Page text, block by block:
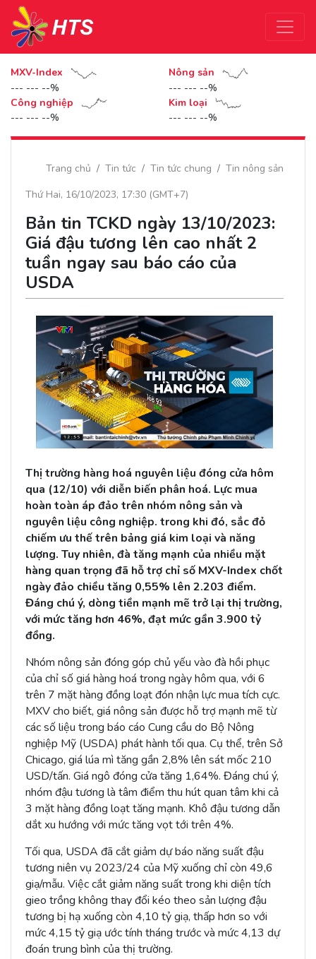
MXV-Index
--- --- --%
Nông sản
--- --- --%
Công nghiệp
--- --- --%
Kim loại
--- --- --%
Trang chủ Tin tức Tin tức chung
Tin nông sản
Thứ Hai, 16/10/2023, 17:30 (GMT+7)
Bản tin TCKD ngày 13/10/2023:
Giá đậu tương lên cao nhất 2
tuần ngay sau báo cáo của
USDA
Thị trường hàng hoá nguyên liệu đóng cửa hôm
qua (12/10) với diễn biến phân hoá. Lực mua
hoàn toàn áp đảo trên nhóm nông sản và
nguyên liệu công nghiệp. trong khi đó, sắc đỏ
chiếm ưu thế trên bảng giá kim loại và năng
lượng. Tuy nhiên, đà tăng mạnh của nhiều mặt
hàng quan trọng đã hỗ trợ chỉ số MXV-Index chốt
ngày đảo chiều tăng 0,55% lên 2.203 điểm.
Đáng chú ý, dòng tiền mạnh mẽ trở lại thị trường,
với mức tăng hơn 46%, đạt mức gần 3.900 tỷ
đồng.
Nhóm nông sản đóng góp chủ yếu vào đà hồi phục
của chỉ số giá hàng hoá trong ngày hôm qua, với 6
trên 7 mặt hàng đồng loạt đón nhận lực mua tích cực.
MXV cho biết, giá nông sản được hỗ trợ mạnh mẽ từ
các số liệu trong báo cáo Cung cầu do Bộ Nông
nghiệp Mỹ (USDA) phát hành tối qua. Cụ thể, trên Sở
Chicago, giá lúa mì tăng gần 2,8% lên sát mốc 210
USD/tấn. Giá ngô đóng cửa tăng 1,64%. Đáng chú ý,
nhóm đậu tương là tâm điểm thu hút quan tâm khi cả
3 mặt hàng đồng loạt tăng mạnh. Khô đậu tương dẫn
dắt xu hướng với mức tăng vọt tới trên 4%.
Tối qua, USDA đã cắt giảm dự báo năng suất đậu
tương niên vụ 2023/24 của Mỹ xuống chỉ còn 49,6
giạ/mẫu. Việc cắt giảm năng suất trong khi diện tích
gieo trồng không thay đổi kéo theo sản lượng đậu
tương bị hạ xuống còn 4,10 tỷ giạ, thấp hơn so với
mức 4,15 tỷ giạ ước tính tháng trước và mức 4,13 dự
đoán trung bình của thị trường.